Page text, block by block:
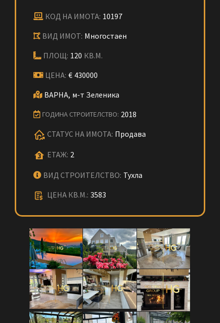
КОД НА ИМОТА: 10197
ВИД ИМОТ: Многостаен
ПЛОЩ: 120 КВ.М.
ЦЕНА: € 430000
ВАРНА, м-т Зеленика
ГОДИНА СТРОИТЕЛСТВО: 2018
СТАТУС НА ИМОТА: Продава
ЕТАЖ: 2
ВИД СТРОИТЕЛСТВО: Тухла
ЦЕНА КВ.М.: 3583